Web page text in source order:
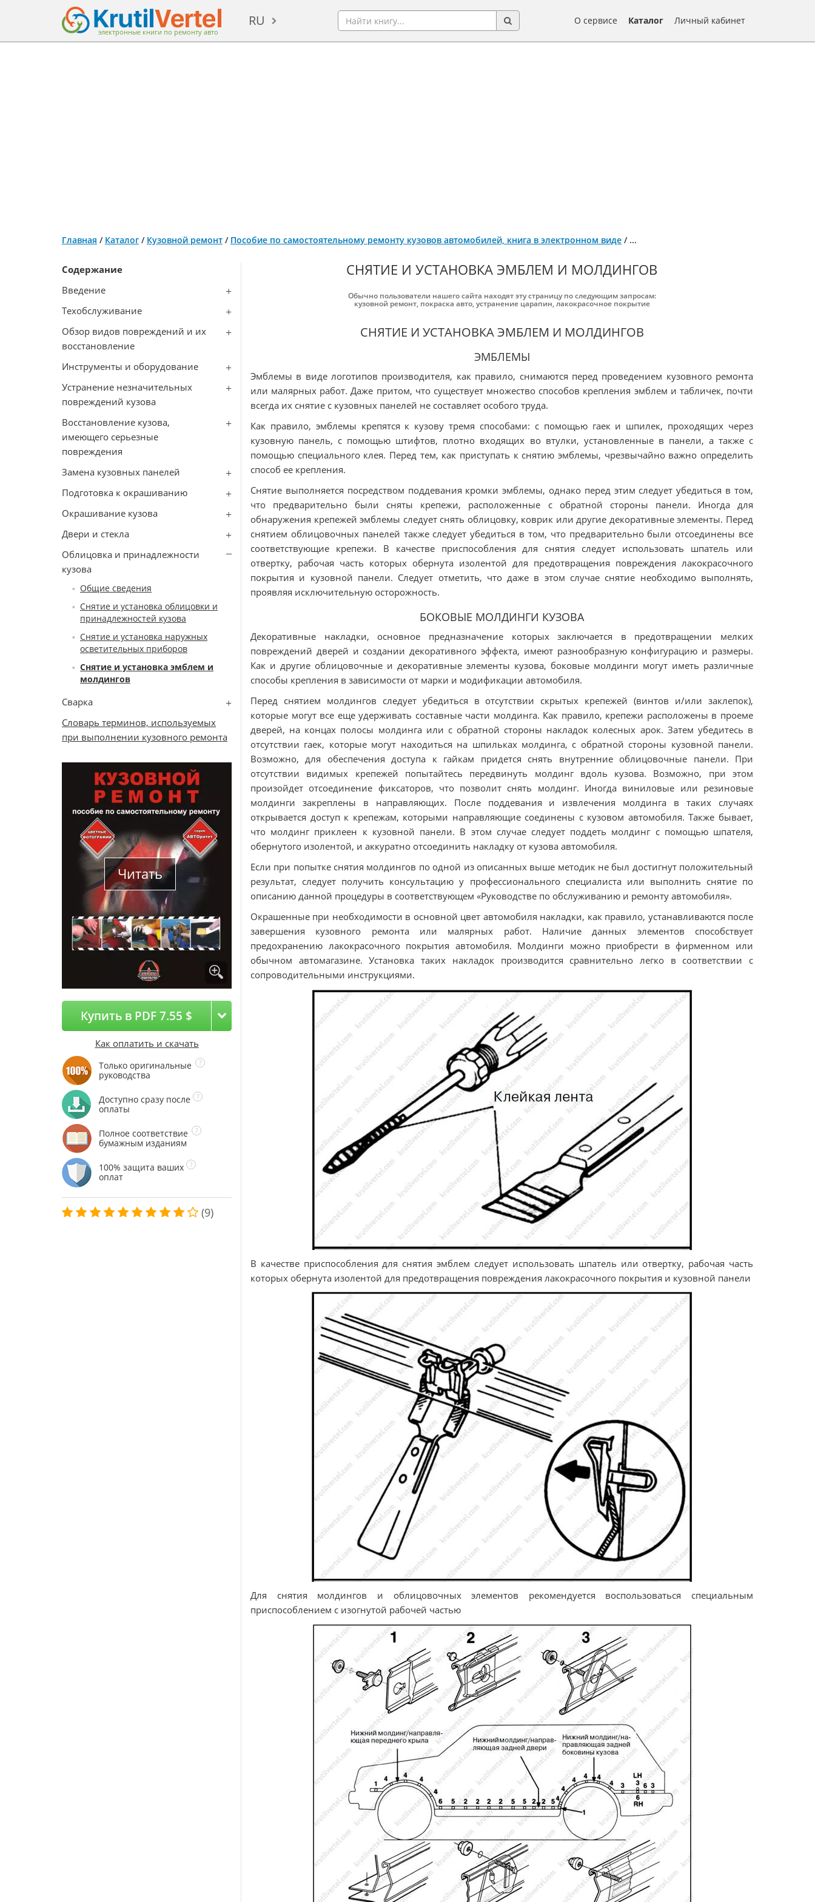
электронные книги по ремонту авто
RU О сервисе Каталог Личный кабинет
Главная / Каталог / Кузовной ремонт / Пособие по самостоятельному ремонту кузовов автомобилей, книга в электронном виде / ...
Содержание
Введение
Техобслуживание
Обзор видов повреждений и их
восстановление
Инструменты и оборудование
Устранение незначительных
повреждений кузова
Восстановление кузова,
имеющего серьезные
повреждения
Замена кузовных панелей
Подготовка к окрашиванию
Окрашивание кузова
Двери и стекла
Облицовка и принадлежности
кузова
Общие сведения
Снятие и установка облицовки и
принадлежностей кузова
Снятие и установка наружных
осветительных приборов
Снятие и установка эмблем и
молдингов
Сварка
Словарь терминов, используемых
при выполнении кузовного ремонта
Читать
Купить в PDF 7.55 $
Как оплатить и скачать
Только оригинальные
руководства
Доступно сразу после
оплаты
Полное соответствие
бумажным изданиям
100% защита ваших
оплат
(9)
СНЯТИЕ И УСТАНОВКА ЭМБЛЕМ И МОЛДИНГОВ
Обычно пользователи нашего сайта находят эту страницу по следующим запросам:
кузовной ремонт, покраска авто,устранение царапин,лакокрасочное покрытие
СНЯТИЕ И УСТАНОВКА ЭМБЛЕМ И МОЛДИНГОВ
ЭМБЛЕМЫ
Эмблемы в виде логотипов производителя, как правило, снимаются перед проведением кузовного ремонта
или малярных работ. Даже притом, что существует множество способов крепления эмблем и табличек, почти
всегда их снятие с кузовных панелей не составляет особого труда.
Как правило, эмблемы крепятся к кузову тремя способами: с помощью гаек и шпилек, проходящих через
кузовную панель, с помощью штифтов, плотно входящих во втулки, установленные в панели, а также с
помощью специального клея. Перед тем, как приступать к снятию эмблемы, чрезвычайно важно определить
способ ее крепления.
Снятие выполняется посредством поддевания кромки эмблемы, однако перед этим следует убедиться в том,
что предварительно были сняты крепежи, расположенные с обратной стороны панели. Иногда для
обнаружения крепежей эмблемы следует снять облицовку, коврик или другие декоративные элементы. Перед
снятием облицовочных панелей также следует убедиться в том, что предварительно были отсоединены все
соответствующие крепежи. В качестве приспособления для снятия следует использовать шпатель или
отвертку, рабочая часть которых обернута изолентой для предотвращения повреждения лакокрасочного
покрытия и кузовной панели. Следует отметить, что даже в этом случае снятие необходимо выполнять,
проявляя исключительную осторожность.
БОКОВЫЕ МОЛДИНГИ КУЗОВА
Декоративные накладки, основное предназначение которых заключается в предотвращении мелких
повреждений дверей и создании декоративного эффекта, имеют разнообразную конфигурацию и размеры.
Как и другие облицовочные и декоративные элементы кузова, боковые молдинги могут иметь различные
способы крепления в зависимости от марки и модификации автомобиля.
Перед снятием молдингов следует убедиться в отсутствии скрытых крепежей (винтов и/или заклепок),
которые могут все еще удерживать составные части молдинга. Как правило, крепежи расположены в проеме
дверей, на концах полосы молдинга или с обратной стороны накладок колесных арок. Затем убедитесь в
отсутствии гаек, которые могут находиться на шпильках молдинга, с обратной стороны кузовной панели.
Возможно, для обеспечения доступа к гайкам придется снять внутренние облицовочные панели. При
отсутствии видимых крепежей попытайтесь передвинуть молдинг вдоль кузова. Возможно, при этом
произойдет отсоединение фиксаторов, что позволит снять молдинг. Иногда виниловые или резиновые
молдинги закреплены в направляющих. После поддевания и извлечения молдинга в таких случаях
открывается доступ к крепежам, которыми направляющие соединены с кузовом автомобиля. Также бывает,
что молдинг приклеен к кузовной панели. В этом случае следует поддеть молдинг с помощью шпателя,
обернутого изолентой, и аккуратно отсоединить накладку от кузова автомобиля.
Если при попытке снятия молдингов по одной из описанных выше методик не был достигнут положительный
результат, следует получить консультацию у профессионального специалиста или выполнить снятие по
описанию данной процедуры в соответствующем «Руководстве по обслуживанию и ремонту автомобиля».
Окрашенные при необходимости в основной цвет автомобиля накладки, как правило, устанавливаются после
завершения кузовного ремонта или малярных работ. Наличие данных элементов способствует
предохранению лакокрасочного покрытия автомобиля. Молдинги можно приобрести в фирменном или
обычном автомагазине. Установка таких накладок производится сравнительно легко в соответствии с
сопроводительными инструкциями.
В качестве приспособления для снятия эмблем следует использовать шпатель или отвертку, рабочая часть
которых обернута изолентой для предотвращения повреждения лакокрасочного покрытия и кузовной панели
Для снятия молдингов и облицовочных элементов рекомендуется воспользоваться специальным
приспособлением с изогнутой рабочей частью